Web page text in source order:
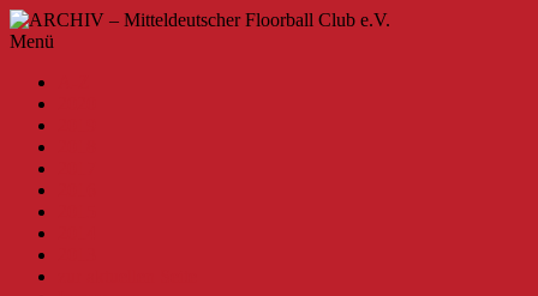
Zum
Inhalt
ARCHIV
Mitteldeutscher
Floorball
Club
e.V.
Willkommen
beim
MFBC
Menü